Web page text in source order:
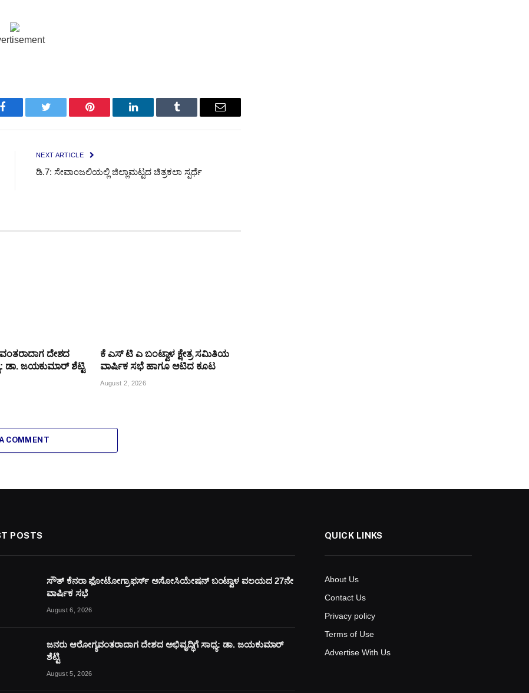
FacebookTwitter PinterestLinkedIn Tumblr Email
NEXT ARTICLE
ಡಿ.7: ಸೇವಾಂಜಲಿಯಲ್ಲಿ ಜಿಲ್ಲಾಮಟ್ಟದ ಚಿತ್ರಕಲಾ ಸ್ಪರ್ಧೆ
ದೇಶದ
ಡಾ. ಜಯಕುಮಾರ್ ಶೆಟ್ಟಿ
ಕೆ ಎಸ್ ಟಿ ಎ ಬಂಟ್ವಾಳ ಕ್ಷೇತ್ರ ಸಮಿತಿಯ
ವಾರ್ಷಿಕ ಸಭೆ ಹಾಗೂ ಆಟಿದ ಕೂಟ
August 2, 2026
COMMENT
POSTS
ಸೌತ್ ಕೆನರಾ ಫೋಟೋಗ್ರಾಫರ್ಸ್ ಅಸೋಸಿಯೇಷನ್ ಬಂಟ್ವಾಳ ವಲಯದ 27ನೇ
ವಾರ್ಷಿಕ ಸಭೆ
August 6, 2026
ಜನರು ಆರೋಗ್ಯವಂತರಾದಾಗ ದೇಶದ ಅಭಿವೃದ್ಧಿಗೆ ಸಾಧ್ಯ: ಡಾ. ಜಯಕುಮಾರ್
ಶೆಟ್ಟಿ
August 5, 2026
QUICK LINKS
About Us
Contact Us
Privacy policy
Terms of Use
Advertise With Us